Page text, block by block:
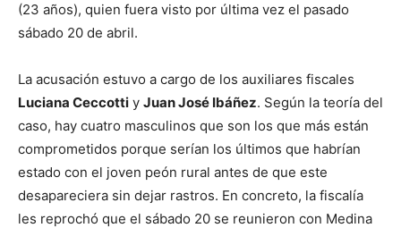
(23 años), quien fuera visto por última vez el pasado
sábado 20 de abril.
La acusación estuvo a cargo de los auxiliares fiscales
Luciana Ceccotti y Juan José Ibáñez. Según la teoría del
caso, hay cuatro masculinos que son los que más están
comprometidos porque serían los últimos que habrían
estado con el joven peón rural antes de que este
desapareciera sin dejar rastros. En concreto, la fiscalía
les reprochó que el sábado 20 se reunieron con Medina